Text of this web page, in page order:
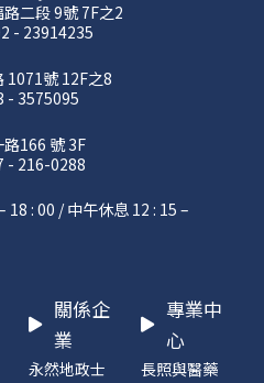
二段 9號 7F之2
- 23914235
1071號 12F之8
- 3575095
166 號 3F
- 216-0288
18 : 00 / 中午休息 12 : 15 –
關係企
業
永然地政士
專業中
心
長照與醫藥